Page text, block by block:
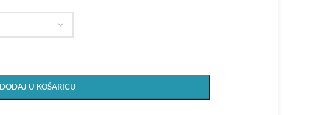
DODAJ U KOŠARICU